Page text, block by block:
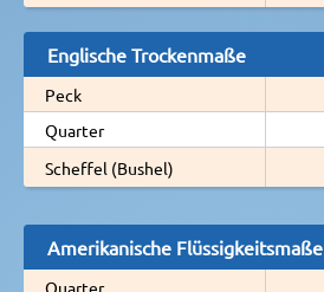
Englische Trockenmaße
Peck
Quarter
Scheffel (Bushel)
Amerikanische Flüssigkeitsmaße
Quarter